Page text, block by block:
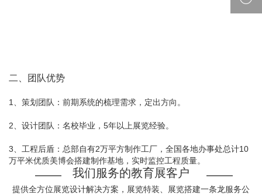
二、团队优势
1、策划团队：前期系统的梳理需求，定出方向。
2、设计团队：名校毕业，5年以上展览经验。
3、工程后盾：总部自有2万平方制作工厂，全国各地办事处总计10
万平米优质美博会搭建制作基地，实时监控工程质量。
我们服务的教育展客户
提供全方位展览设计解决方案，展览特装、展览搭建一条龙服务公